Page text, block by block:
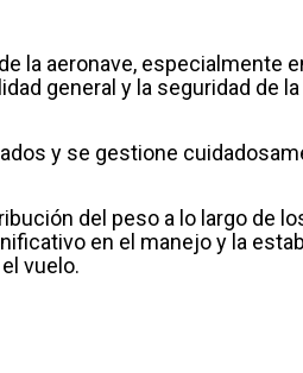
la aeronave, especialmente
general y la seguridad de
y se gestione
del peso a lo largo de
en el manejo y la
vuelo.